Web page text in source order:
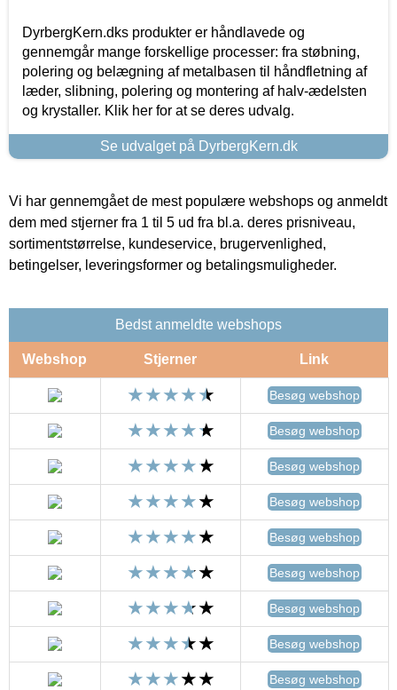
DyrbergKern.dks produkter er håndlavede og
gennemgår mange forskellige processer: fra støbning,
polering og belægning af metalbasen til håndfletning af
læder, slibning, polering og montering af halv-ædelsten
og krystaller. Klik her for at se deres udvalg.
Se udvalget på DyrbergKern.dk
Vi har gennemgået de mest populære webshops og anmeldt
dem med stjerner fra 1 til 5 ud fra bl.a. deres prisniveau,
sortimentstørrelse, kundeservice, brugervenlighed,
betingelser, leveringsformer og betalingsmuligheder.
Bedst anmeldte webshops
Webshop Stjerner Link
Besøg webshop
Besøg webshop
Besøg webshop
Besøg webshop
Besøg webshop
Besøg webshop
Besøg webshop
Besøg webshop
Besøg webshop